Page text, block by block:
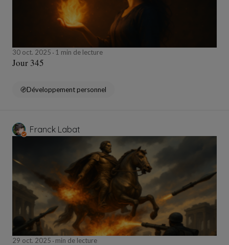
30 oct. 2025 1 min de lecture
Jour 345
Développement personnel
Franck Labat
29 oct. 2025 min de lecture